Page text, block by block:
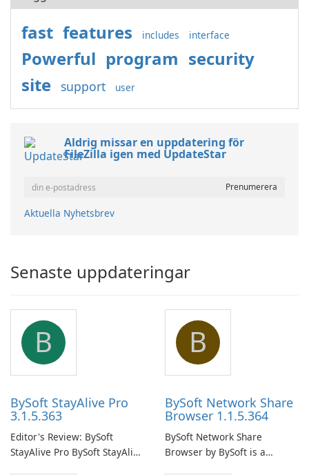
fast features includes interface
Powerful program security
site
support user
Aldrig missar en uppdatering för
FileZilla igen med UpdateStar
Aktuella Nyhetsbrev
Senaste uppdateringar
B
BySoft StayAlive Pro
3.1.5.363
Editor's Review: BySoft
StayAlive Pro BySoft StayAlive
B
BySoft Network Share
Browser 1.1.5.364
BySoft Network Share
Browser by BySoft is a